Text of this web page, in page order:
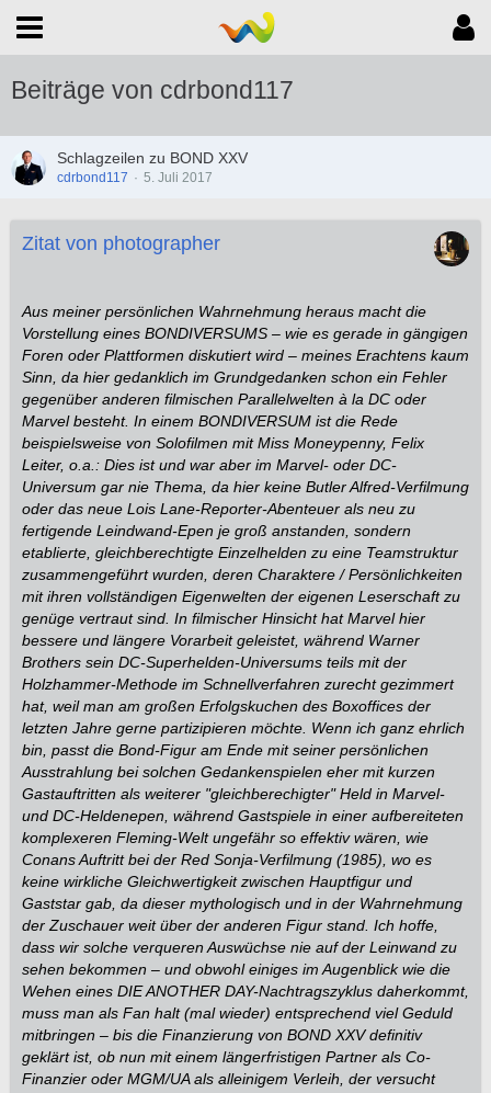
Beiträge von cdrbond117
Schlagzeilen zu BOND XXV
cdrbond117 5. Juli 2017
Zitat von photographer
Aus meiner persönlichen Wahrnehmung heraus macht die
Vorstellung eines BONDIVERSUMS – wie es gerade in gängigen
Foren oder Plattformen diskutiert wird – meines Erachtens kaum
Sinn, da hier gedanklich im Grundgedanken schon ein Fehler
gegenüber anderen filmischen Parallelwelten à la DC oder
Marvel besteht. In einem BONDIVERSUM ist die Rede
beispielsweise von Solofilmen mit Miss Moneypenny, Felix
Leiter, o.a.: Dies ist und war aber im Marvel- oder DC-
Universum gar nie Thema, da hier keine Butler Alfred-Verfilmung
oder das neue Lois Lane-Reporter-Abenteuer als neu zu
fertigende Leindwand-Epen je groß anstanden, sondern
etablierte, gleichberechtigte Einzelhelden zu eine Teamstruktur
zusammengeführt wurden, deren Charaktere / Persönlichkeiten
mit ihren vollständigen Eigenwelten der eigenen Leserschaft zu
genüge vertraut sind. In filmischer Hinsicht hat Marvel hier
bessere und längere Vorarbeit geleistet, während Warner
Brothers sein DC-Superhelden-Universums teils mit der
Holzhammer-Methode im Schnellverfahren zurecht gezimmert
hat, weil man am großen Erfolgskuchen des Boxoffices der
letzten Jahre gerne partizipieren möchte. Wenn ich ganz ehrlich
bin, passt die Bond-Figur am Ende mit seiner persönlichen
Ausstrahlung bei solchen Gedankenspielen eher mit kurzen
Gastauftritten als weiterer "gleichberechigter" Held in Marvel-
und DC-Heldenepen, während Gastspiele in einer aufbereiteten
komplexeren Fleming-Welt ungefähr so effektiv wären, wie
Conans Auftritt bei der Red Sonja-Verfilmung (1985), wo es
keine wirkliche Gleichwertigkeit zwischen Hauptfigur und
Gaststar gab, da dieser mythologisch und in der Wahrnehmung
der Zuschauer weit über der anderen Figur stand. Ich hoffe,
dass wir solche verqueren Auswüchse nie auf der Leinwand zu
sehen bekommen – und obwohl einiges im Augenblick wie die
Wehen eines DIE ANOTHER DAY-Nachtragszyklus daherkommt,
muss man als Fan halt (mal wieder) entsprechend viel Geduld
mitbringen – bis die Finanzierung von BOND XXV definitiv
geklärt ist, ob nun mit einem längerfristigen Partner als Co-
Finanzier oder MGM/UA als alleinigem Verleih, der versucht